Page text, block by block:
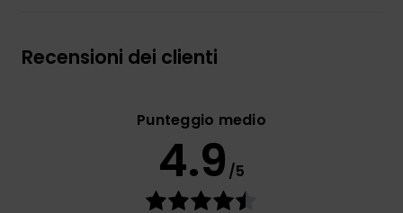
Recensioni dei clienti
Punteggio medio
4.9 /5